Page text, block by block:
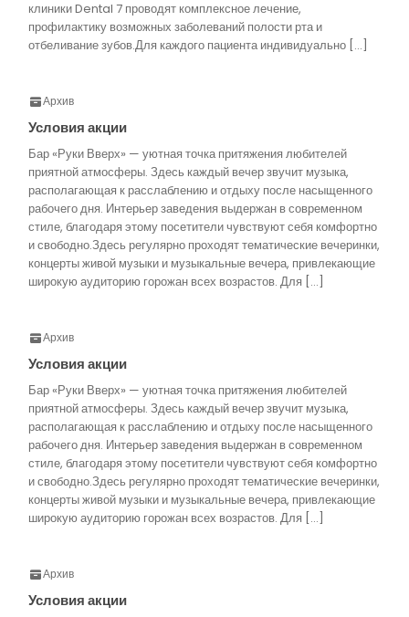
клиники Dental 7 проводят комплексное лечение,
профилактику возможных заболеваний полости рта и
отбеливание зубов.Для каждого пациента индивидуально […]
Архив
Условия акции
Бар «Руки Вверх» — уютная точка притяжения любителей
приятной атмосферы. Здесь каждый вечер звучит музыка,
располагающая к расслаблению и отдыху после насыщенного
рабочего дня. Интерьер заведения выдержан в современном
стиле, благодаря этому посетители чувствуют себя комфортно
и свободно.Здесь регулярно проходят тематические вечеринки,
концерты живой музыки и музыкальные вечера, привлекающие
широкую аудиторию горожан всех возрастов. Для […]
Архив
Условия акции
Бар «Руки Вверх» — уютная точка притяжения любителей
приятной атмосферы. Здесь каждый вечер звучит музыка,
располагающая к расслаблению и отдыху после насыщенного
рабочего дня. Интерьер заведения выдержан в современном
стиле, благодаря этому посетители чувствуют себя комфортно
и свободно.Здесь регулярно проходят тематические вечеринки,
концерты живой музыки и музыкальные вечера, привлекающие
широкую аудиторию горожан всех возрастов. Для […]
Архив
Условия акции